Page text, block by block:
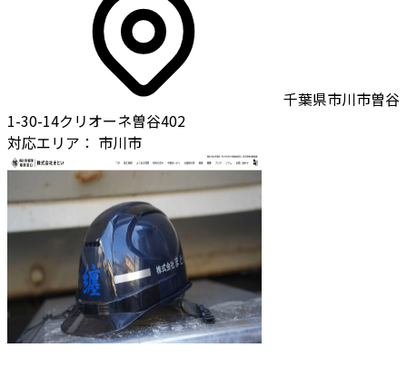
千葉県市川市曽谷
1-30-14クリオーネ曽谷402
対応エリア： 市川市